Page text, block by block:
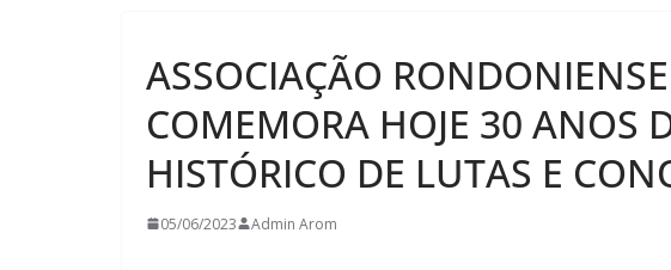
ASSOCIAÇÃO
COMEMORA HOJE 30 ANOS
HISTÓRICO DE LUTAS E
05/06/2023 Admin Arom